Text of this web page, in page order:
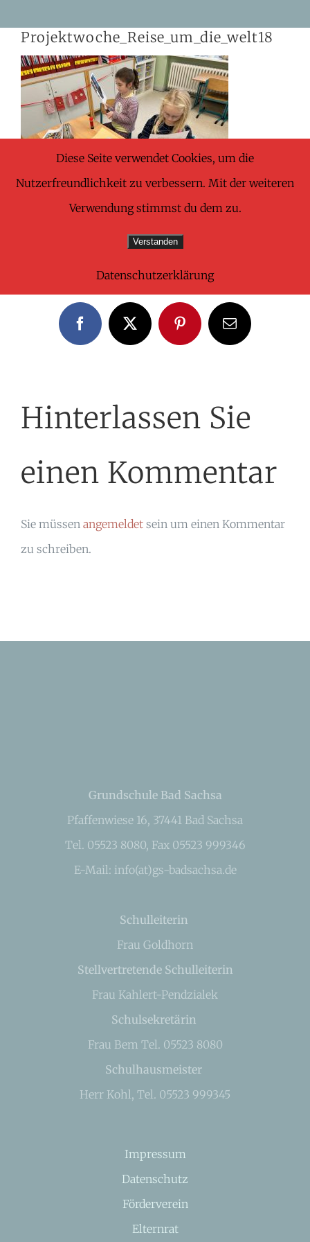
content
Projektwoche_Reise_um_die_welt18
Share This Wonderful Life Event!
FacebookX PinterestE-
Mail
Hinterlassen Sie
einen Kommentar
Sie müssen angemeldet sein um einen Kommentar
zu schreiben.
Grundschule Bad Sachsa
Pfaffenwiese 16, 37441 Bad Sachsa
Tel. 05523 8080, Fax 05523 999346
E-Mail: info(at)gs-badsachsa.de
Schulleiterin
Frau Goldhorn
Stellvertretende Schulleiterin
Frau Kahlert-Pendzialek
Schulsekretärin
Frau Bem Tel. 05523 8080
Schulhausmeister
Herr Kohl, Tel. 05523 999345
Impressum
Datenschutz
Förderverein
Elternrat
Diese Seite verwendet Cookies, um die
Nutzerfreundlichkeit zu verbessern. Mit der weiteren
Verwendung stimmst du dem zu.
Verstanden
Datenschutzerklärung